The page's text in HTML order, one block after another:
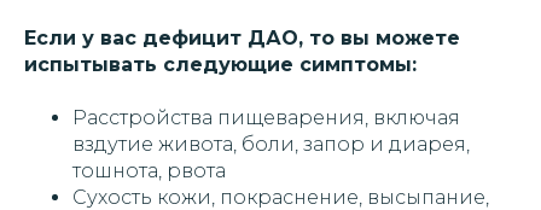
Если у вас дефицит ДАО, то вы можете
испытывать следующие симптомы:
Расстройства пищеварения, включая
вздутие живота, боли, запор и диарея,
тошнота, рвота
Сухость кожи, покраснение, высыпание,